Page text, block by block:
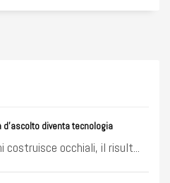
d’ascolto diventa tecnologia
costruisce occhiali, il risult...